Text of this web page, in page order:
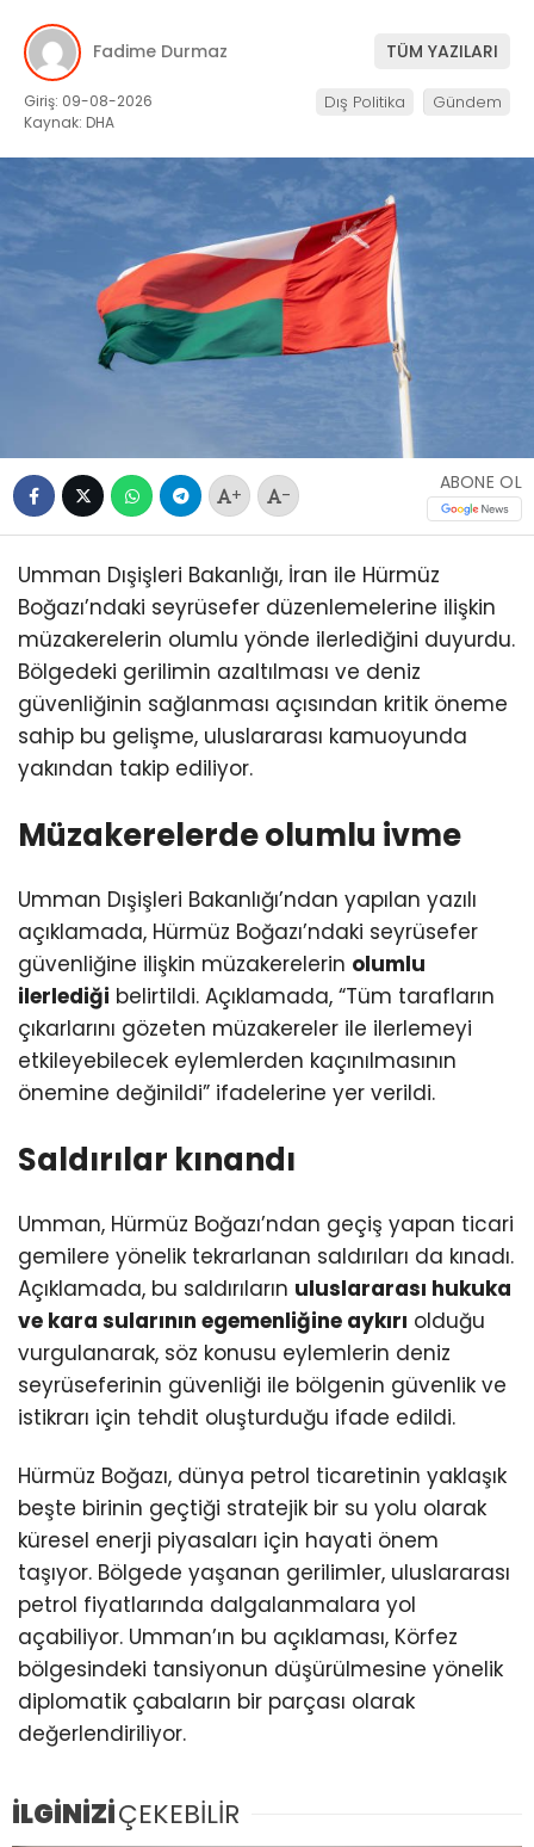
Fadime Durmaz TÜM YAZILARI
Giriş: 09-08-2026
Kaynak: DHA
Dış Politika Gündem
+ -
ABONE OL
Umman Dışişleri Bakanlığı, İran ile Hürmüz
Boğazı’ndaki seyrüsefer düzenlemelerine ilişkin
müzakerelerin olumlu yönde ilerlediğini duyurdu.
Bölgedeki gerilimin azaltılması ve deniz
güvenliğinin sağlanması açısından kritik öneme
sahip bu gelişme, uluslararası kamuoyunda
yakından takip ediliyor.
Müzakerelerde olumlu ivme
Umman Dışişleri Bakanlığı’ndan yapılan yazılı
açıklamada, Hürmüz Boğazı’ndaki seyrüsefer
güvenliğine ilişkin müzakerelerin olumlu
ilerlediği belirtildi. Açıklamada, “Tüm tarafların
çıkarlarını gözeten müzakereler ile ilerlemeyi
etkileyebilecek eylemlerden kaçınılmasının
önemine değinildi” ifadelerine yer verildi.
Saldırılar kınandı
Umman, Hürmüz Boğazı’ndan geçiş yapan ticari
gemilere yönelik tekrarlanan saldırıları da kınadı.
Açıklamada, bu saldırıların uluslararası hukuka
ve kara sularının egemenliğine aykırı olduğu
vurgulanarak, söz konusu eylemlerin deniz
seyrüseferinin güvenliği ile bölgenin güvenlik ve
istikrarı için tehdit oluşturduğu ifade edildi.
Hürmüz Boğazı, dünya petrol ticaretinin yaklaşık
beşte birinin geçtiği stratejik bir su yolu olarak
küresel enerji piyasaları için hayati önem
taşıyor. Bölgede yaşanan gerilimler, uluslararası
petrol fiyatlarında dalgalanmalara yol
açabiliyor. Umman’ın bu açıklaması, Körfez
bölgesindeki tansiyonun düşürülmesine yönelik
diplomatik çabaların bir parçası olarak
değerlendiriliyor.
İLGİNİZİÇEKEBİLİR